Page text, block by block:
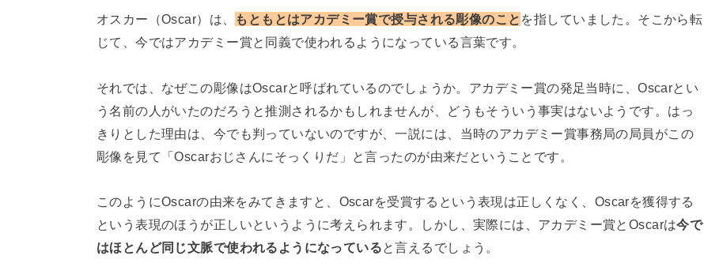
オスカー（Oscar）は、 もともとはアカデミー賞で授与される彫像のこ と を指していました。そこから転
じて、今ではアカデミー賞と同義で使われるようになっている言葉です。
それでは、なぜこの彫像はOscarと呼ばれているのでしょうか。アカデミー賞の発足当時に、Oscarとい
う名前の人がいたのだろうと推測されるかもしれませんが、どうもそういう事実はないようです。はっ
きりとした理由は、今でも判っていないのですが、一説には、当時のアカデミー賞事務局の局員がこの
彫像を見て「Oscarおじさんにそっくりだ」と言ったのが由来だということです。
このようにOscarの由来をみてきますと、Oscarを受賞するという表現は正しくなく、Oscarを獲得する
という表現のほうが正しいというように考えられます。しかし、実際には、アカデミー賞とOscarは今で
はほとんど同じ文脈で使われるようになっていると言えるでしょう。